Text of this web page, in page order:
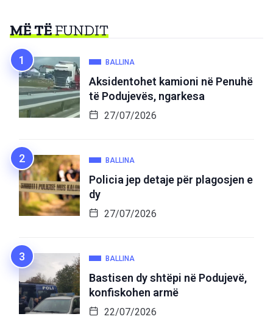
MË TËFUNDIT
BALLINA
Aksidentohet kamioni në Penuhë
të Podujevës, ngarkesa
27/07/2026
BALLINA
Policia jep detaje për plagosjen e
dy
27/07/2026
BALLINA
Bastisen dy shtëpi në Podujevë,
konfiskohen armë
22/07/2026